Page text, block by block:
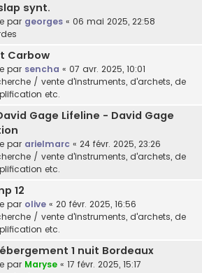
synt.
par georges « 06 mai 2025, 22:58
Carbow
par sencha « 07 avr. 2025, 10:01
/ vente d'instruments, d'archets, de
etc.
Gage Lifeline - David Gage
par arielmarc « 24 févr. 2025, 23:26
/ vente d'instruments, d'archets, de
etc.
12
par olive « 20 févr. 2025, 16:56
/ vente d'instruments, d'archets, de
etc.
1 nuit Bordeaux
par Maryse « 17 févr. 2025, 15:17